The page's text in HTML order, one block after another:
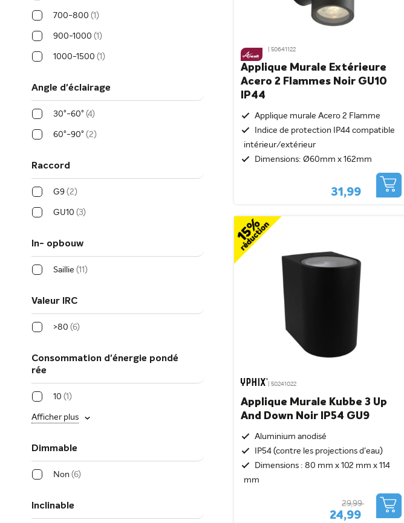
| 50641122
Applique Murale Extérieure
Acero 2 Flammes Noir GU10
IP44
Applique murale Acero 2 Flamme
Indice de protection IP44 compatible
intérieur/extérieur
Dimensions: Ø60mm x 162mm
31,99
| 50241022
Applique Murale Kubbe 3 Up
And Down Noir IP54 GU9
Aluminium anodisé
IP54 (contre les projections d'eau)
Dimensions : 80 mm x 102 mm x 114
mm
24,99
29,99
700-800 1
900-1000 1
1000-1500 1
Angle d'éclairage
30°-60° 4
60°-90° 2
Raccord
G9 2
GU10 3
In- opbouw
Saillie 11
Valeur IRC
>80 6
Consommation d'énergie pondé
rée
10 1
Afficher plus
Dimmable
Non 6
Inclinable